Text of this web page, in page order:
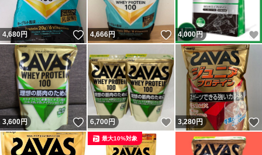
4,680円 いいね！
4,666円 いいね！
4,000円
3,600円 いいね！
6,700円 いいね！
3,280円
最大10%対象